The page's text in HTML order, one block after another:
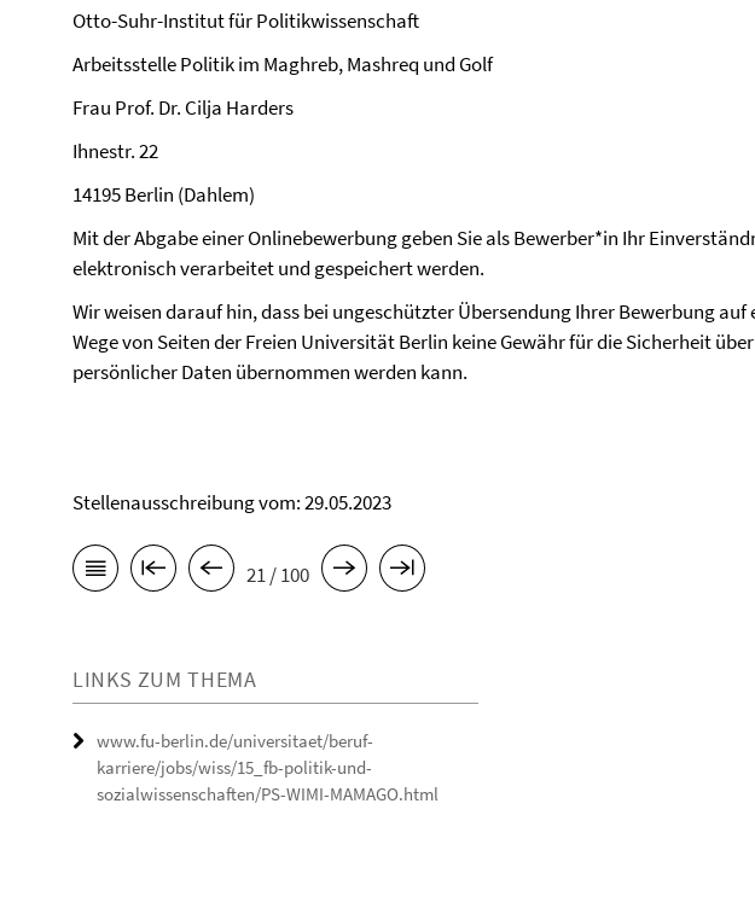
Otto-Suhr-Institut für Politikwissenschaft
Arbeitsstelle Politik im Maghreb, Mashreq und Golf
Frau Prof. Dr. Cilja Harders
Ihnestr. 22
14195 Berlin (Dahlem)
Mit der Abgabe einer Onlinebewerbung geben Sie als Bewerber*in Ihr
elektronisch verarbeitet und gespeichert werden.
Wir weisen darauf hin, dass bei ungeschützter Übersendung Ihrer Bewerbung
Wege von Seiten der Freien Universität Berlin keine Gewähr für die Sicherheit
persönlicher Daten übernommen werden kann.
Stellenausschreibung vom: 29.05.2023
21 / 100
LINKS ZUM THEMA
www.fu-berlin.de/universitaet/beruf-
karriere/jobs/wiss/15_fb-politik-und-
sozialwissenschaften/PS-WIMI-MAMAGO.html